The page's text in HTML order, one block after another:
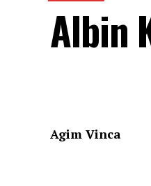
Albin
Agim Vinca